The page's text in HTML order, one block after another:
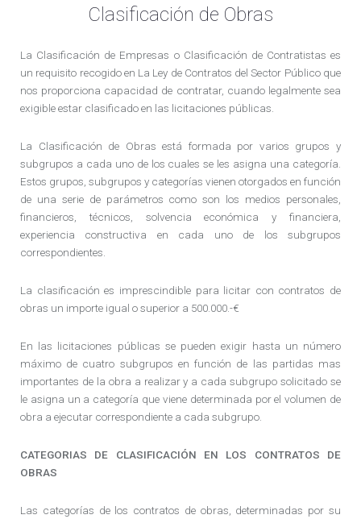
Clasificación de Obras
La Clasificación de Empresas o Clasificación de Contratistas es
un requisito recogido en La Ley de Contratos del Sector Público que
nos proporciona capacidad de contratar, cuando legalmente sea
exigible estar clasificado en las licitaciones públicas.
La Clasificación de Obras está formada por varios grupos y
subgrupos a cada uno de los cuales se les asigna una categoría.
Estos grupos, subgrupos y categorías vienen otorgados en función
de una serie de parámetros como son los medios personales,
financieros, técnicos, solvencia económica y financiera,
experiencia constructiva en cada uno de los subgrupos
correspondientes.
La clasificación es imprescindible para licitar con contratos de
obras un importe igual o superior a 500.000.-€
En las licitaciones públicas se pueden exigir hasta un número
máximo de cuatro subgrupos en función de las partidas mas
importantes de la obra a realizar y a cada subgrupo solicitado se
le asigna un a categoría que viene determinada por el volumen de
obra a ejecutar correspondiente a cada subgrupo.
CATEGORIAS DE CLASIFICACIÓN EN LOS CONTRATOS DE
OBRAS
Las categorías de los contratos de obras, determinadas por su